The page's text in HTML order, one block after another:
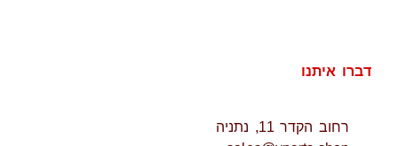
דברו איתנו
רחוב הקדר 11, נתניה